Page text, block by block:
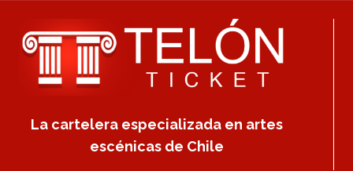
La cartelera especializada en artes
escénicas de Chile